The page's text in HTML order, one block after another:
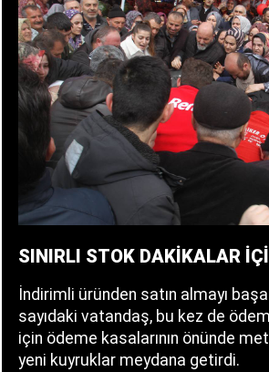
SINIRLI STOK DAKİKALAR
İndirimli üründen satın almayı
sayıdaki vatandaş, bu kez de
için ödeme kasalarının önünde
yeni kuyruklar meydana getirdi.